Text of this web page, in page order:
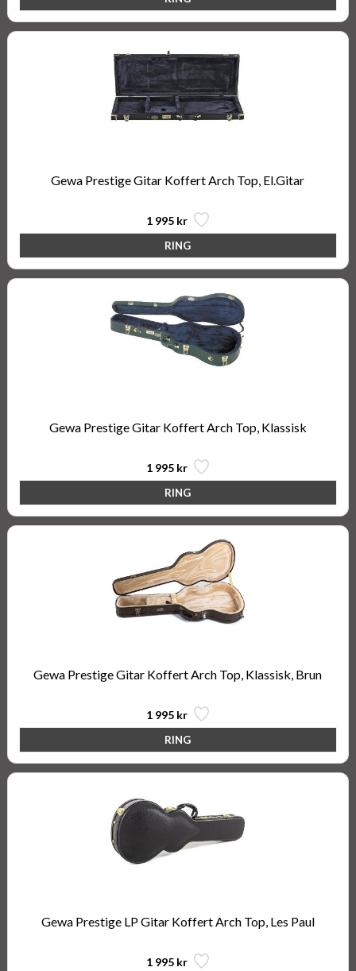
Gewa Prestige Gitar Koffert Arch Top, El.Gitar
1 995 kr
Gewa Prestige Gitar Koffert Arch Top, Klassisk
1 995 kr
Gewa Prestige Gitar Koffert Arch Top, Klassisk, Brun
1 995 kr
Gewa Prestige LP Gitar Koffert Arch Top, Les Paul
1 995 kr